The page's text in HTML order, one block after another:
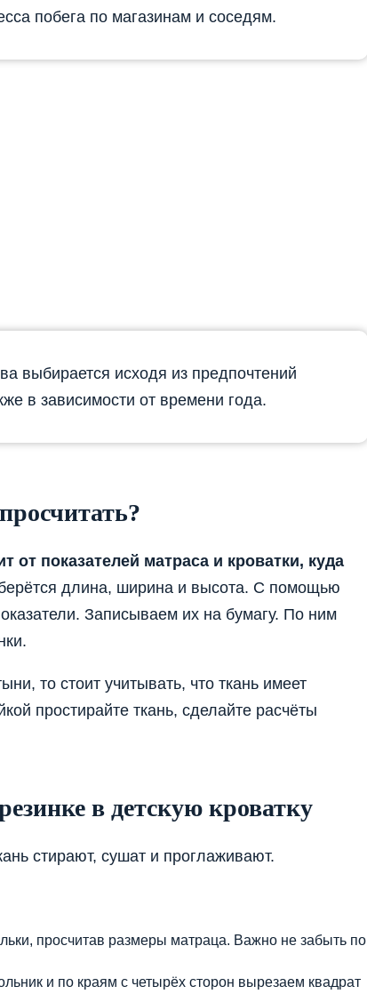
побега по магазинам и соседям.
выбирается исходя из предпочтений
в зависимости от времени года.
показателей матраса и кроватки, куда
длина, ширина и высота. С помощью
Записываем их на бумагу. По ним
то стоит учитывать, что ткань имеет
простирайте ткань, сделайте расчёты
в детскую кроватку
стирают, сушат и проглаживают.
просчитав размеры матраца. Важно не забыть по
и по краям с четырёх сторон вырезаем квадрат